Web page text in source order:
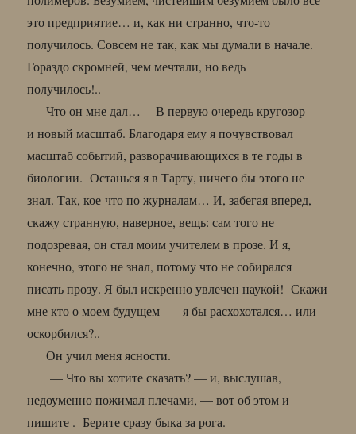
это предприятие… и, как ни странно, что-то
получилось. Совсем не так, как мы думали в начале.
Гораздо скромней, чем мечтали, но ведь
получилось!..
Что он мне дал… В первую очередь кругозор —
и новый масштаб. Благодаря ему я почувствовал
масштаб событий, разворачивающихся в те годы в
биологии. Останься я в Тарту, ничего бы этого не
знал. Так, кое-что по журналам… И, забегая вперед,
скажу странную, наверное, вещь: сам того не
подозревая, он стал моим учителем в прозе. И я,
конечно, этого не знал, потому что не собирался
писать прозу. Я был искренно увлечен наукой! Скажи
мне кто о моем будущем — я бы расхохотался… или
оскорбился?..
Он учил меня ясности.
— Что вы хотите сказать? — и, выслушав,
недоуменно пожимал плечами, — вот об этом и
пишите . Берите сразу быка за рога.